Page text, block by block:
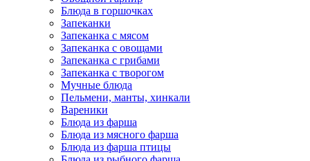
Блюда в горшочках
Запеканки
Запеканка с мясом
Запеканка с овощами
Запеканка с грибами
Запеканка с творогом
Мучные блюда
Пельмени, манты, хинкали
Вареники
Блюда из фарша
Блюда из мясного фарша
Блюда из фарша птицы